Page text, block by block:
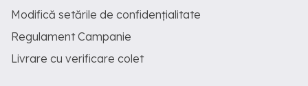
Modifică setările de confidențialitate
Regulament Campanie
Livrare cu verificare colet